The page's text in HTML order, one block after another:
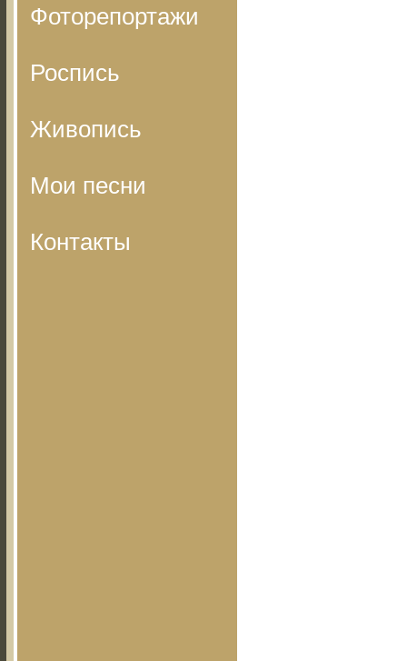
Фоторепортажи
Роспись
Живопись
Мои песни
Контакты